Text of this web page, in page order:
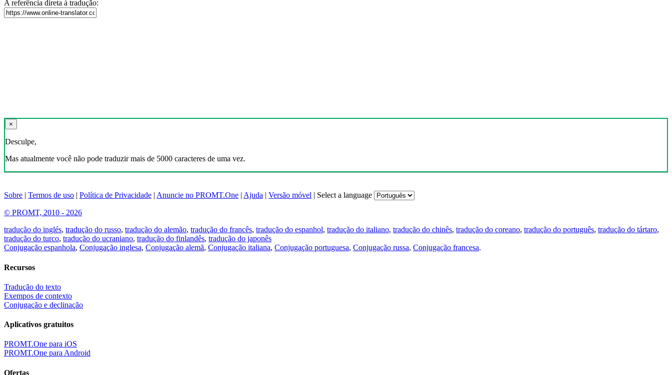
A referência direta à tradução:
×
Desculpe,
Mas atualmente você não pode traduzir mais de 5000 caracteres de uma vez.
Sobre | Termos de uso | Política de Privacidade | Anuncie no PROMT.One | Ajuda | Versão móvel | Select a language
© PROMT, 2010 - 2026
tradução do inglés, tradução do russo, tradução do alemão, tradução do francês, tradução do espanhol, tradução do italiano, tradução do chinês, tradução do coreano, tradução do português, tradução do tártaro,
tradução do turco, tradução do ucraniano, tradução do finlandês, tradução do japonês
Conjugação espanhola, Conjugação inglesa, Conjugação alemã, Conjugação italiana, Conjugação portuguesa, Conjugação russa, Conjugação francesa.
Recursos
Tradução do texto
Exempos de contexto
Conjugação e declinação
Aplicativos gratuitos
PROMT.One para iOS
PROMT.One para Android
Ofertas